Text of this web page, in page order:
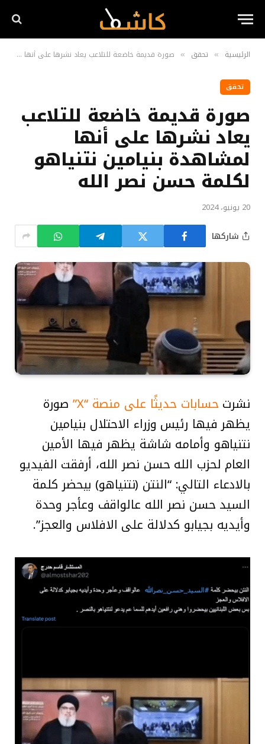
الرئيسية » تحقق » صورة قديمة خاضعة للتلاعب يعاد نشرها على أنها لمشاهدة بنيامين نتنياهو لكلمة حسن نصر الله
تحقق
صورة قديمة خاضعة للتلاعب
يعاد نشرها على أنها
لمشاهدة بنيامين نتنياهو
لكلمة حسن نصر الله
20 يونيو، 2024
شاركها
نشرت حسابات حديثًا على منصة “X”
صورة
يظهر فيها رئيس وزراء الاحتلال بنيامين
نتنياهو وأمامه شاشة يظهر فيها الأمين
العام لحزب الله حسن نصر الله، أرفقت الفيديو
بالادعاء التالي: “النتن (نتنياهو) بيحضر كلمة
السيد حسن نصر الله عالواقف وعأجر وحدة
وأيديه بجيابو كدلالة على الافلاس والعجز”.